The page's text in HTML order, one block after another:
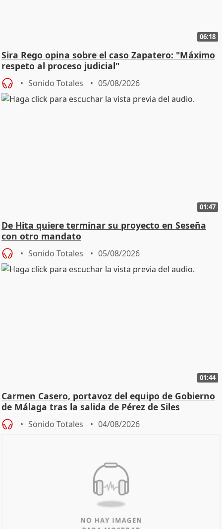
06:18
Sira Rego opina sobre el caso Zapatero: "Máximo
respeto al proceso judicial"
Sonido Totales 05/08/2026
01:47
De Hita quiere terminar su proyecto en Seseña
con otro mandato
Sonido Totales 05/08/2026
01:44
Carmen Casero, portavoz del equipo de Gobierno
de Málaga tras la salida de Pérez de Siles
Sonido Totales 04/08/2026